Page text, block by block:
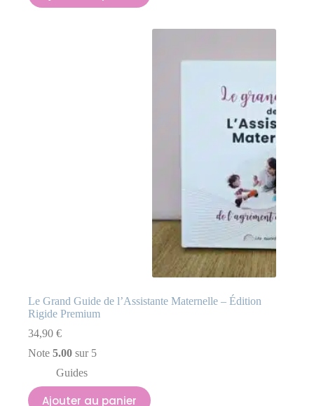
Le Grand Guide de l’Assistante Maternelle – Édition
Rigide Premium
34,90 €
Note 5.00 sur 5
Guides
Ajouter au panier